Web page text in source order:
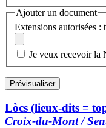
Ajouter un document
Extensions autorisées :
Je veux recevoir la
Lòcs (lieux-dits =
Croix-du-Mont /